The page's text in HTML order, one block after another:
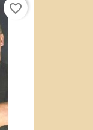
favorite_border